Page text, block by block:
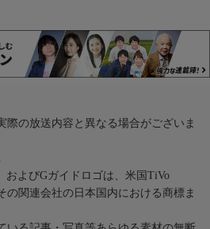
際の放送内容と異なる場合がございま
およびGガイドロゴは、米国TiVo
の関連会社の日本国内における商標ま